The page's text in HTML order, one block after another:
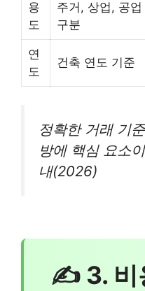
용
도
주거, 상업, 공업
구분
연
도
건축 연도 기준
정확한 거래 기
방에 핵심 요소
내(2026)
✍ 3. 비